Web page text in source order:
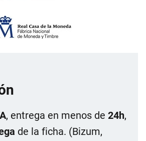
, entrega en menos de 24h,
de la ficha. (Bizum,